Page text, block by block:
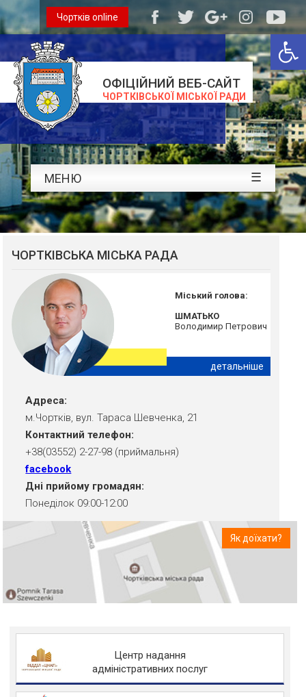
ОФІЦІЙНИЙ ВЕБ-САЙТ
ЧОРТКІВСЬКОЇ МІСЬКОЇ РАДИ
Чортків online
МЕНЮ ☰
ЧОРТКІВСЬКА МІСЬКА РАДА
Міський голова:
ШМАТЬКО
Володимир Петрович
детальніше
Адреса:
м.Чортків, вул. Тараса Шевченка, 21
Контактний телефон:
+38(03552) 2-27-98 (приймальня)
facebook
Дні прийому громадян:
Понеділок 09:00-12:00
Як доїхати?
Центр надання
адміністративних послуг